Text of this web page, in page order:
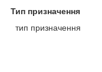
Тип призначення
тип призначення